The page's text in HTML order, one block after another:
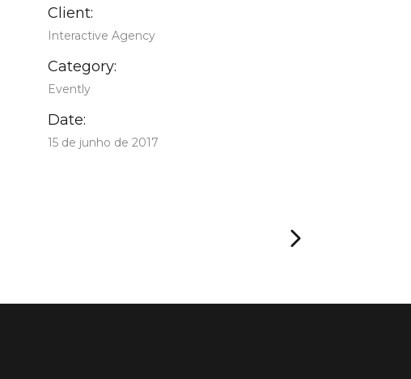
Client:
Interactive Agency
Category:
Evently
Date:
15 de junho de 2017